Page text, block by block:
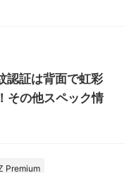
認証は背面で虹彩
その他スペック情
Premium